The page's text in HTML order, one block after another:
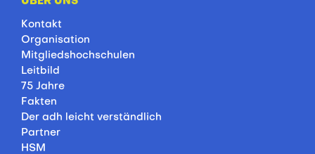
Kontakt
Organisation
Mitgliedshochschulen
Leitbild
75 Jahre
Fakten
Der adh leicht verständlich
Partner
HSM